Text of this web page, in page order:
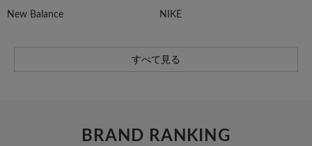
New Balance NIKE
すべて見る
BRAND RANKING